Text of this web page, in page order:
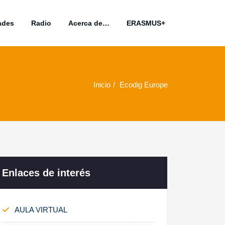
Radio Acerca de… ERASMUS+
Inicio Ecodig Europe
Enlaces de interés
AULA VIRTUAL